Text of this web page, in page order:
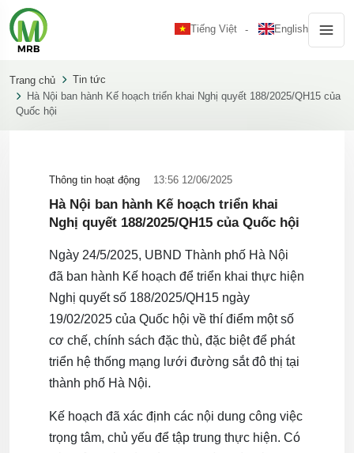
Tiếng Việt English
Trang chủ
Tin tức
Hà Nội ban hành Kế hoạch triển khai Nghị quyết 188/2025/QH15 của
Quốc hội
Thông tin hoạt động 13:56 12/06/2025
Hà Nội ban hành Kế hoạch triển khai
Nghị quyết 188/2025/QH15 của Quốc hội
Ngày 24/5/2025, UBND Thành phố Hà Nội
đã ban hành Kế hoạch để triển khai thực hiện
Nghị quyết số 188/2025/QH15 ngày
19/02/2025 của Quốc hội về thí điểm một số
cơ chế, chính sách đặc thù, đặc biệt để phát
triển hệ thống mạng lưới đường sắt đô thị tại
thành phố Hà Nội.
Kế hoạch đã xác định các nội dung công việc
trọng tâm, chủ yếu để tập trung thực hiện. Có